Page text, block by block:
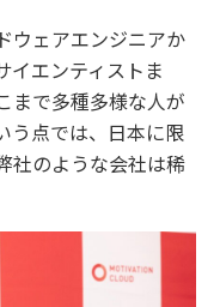
ウェアエンジニアか
イエンティストま
まで多種多様な人が
う点では、日本に限
社のような会社は稀